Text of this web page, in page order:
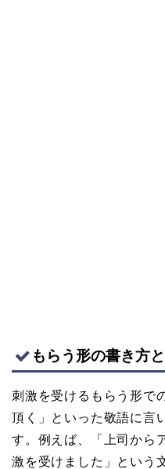
もらう形の書き方
刺激を受けるもらう形で
頂く」といった敬語に言
す。例えば、「上司から
激を受けました」という